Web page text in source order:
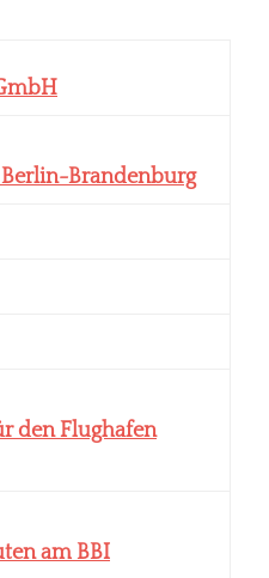
Brandenburg
den Flughafen
am BBI